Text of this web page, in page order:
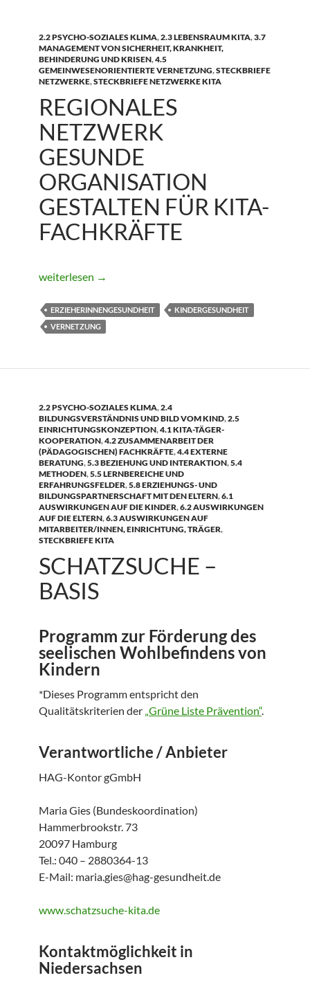
2.2 PSYCHO-SOZIALES KLIMA,2.3 LEBENSRAUM KITA,3.7
MANAGEMENT VON SICHERHEIT, KRANKHEIT,
BEHINDERUNG UND KRISEN,4.5
GEMEINWESENORIENTIERTE VERNETZUNG,STECKBRIEFE
NETZWERKE,STECKBRIEFE NETZWERKE KITA
REGIONALES
NETZWERK
GESUNDE
ORGANISATION
GESTALTEN FÜR KITA-
FACHKRÄFTE
Regionales Netzwerk gesunde Organisation gestalten
weiterlesen →
ERZIEHERINNENGESUNDHEIT
KINDERGESUNDHEIT
VERNETZUNG
2.2 PSYCHO-SOZIALES KLIMA,2.4
BILDUNGSVERSTÄNDNIS UND BILD VOM KIND,2.5
EINRICHTUNGSKONZEPTION,4.1 KITA-TÄGER-
KOOPERATION,4.2 ZUSAMMENARBEIT DER
(PÄDAGOGISCHEN) FACHKRÄFTE,4.4 EXTERNE
BERATUNG,5.3 BEZIEHUNG UND INTERAKTION,5.4
METHODEN,5.5 LERNBEREICHE UND
ERFAHRUNGSFELDER,5.8 ERZIEHUNGS- UND
BILDUNGSPARTNERSCHAFT MIT DEN ELTERN,6.1
AUSWIRKUNGEN AUF DIE KINDER,6.2 AUSWIRKUNGEN
AUF DIE ELTERN,6.3 AUSWIRKUNGEN AUF
MITARBEITER/INNEN, EINRICHTUNG, TRÄGER,
STECKBRIEFE KITA
SCHATZSUCHE –
BASIS
Programm zur Förderung des
seelischen Wohlbefindens von
Kindern
*Dieses Programm entspricht den
Qualitätskriterien der „Grüne Liste Prävention“.
Verantwortliche / Anbieter
HAG-Kontor gGmbH
Maria Gies (Bundeskoordination)
Hammerbrookstr. 73
20097 Hamburg
Tel.: 040 – 2880364-13
E-Mail: maria.gies@hag-gesundheit.de
www.schatzsuche-kita.de
Kontaktmöglichkeit in
Niedersachsen